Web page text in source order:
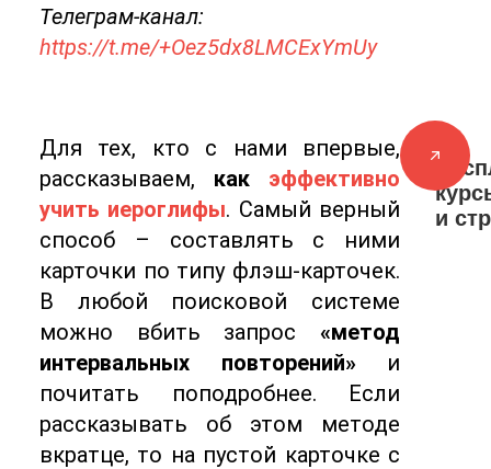
Телеграм-канал:
https://t.me/+Oez5dx8LMCExYmUy
Для тех, кто с нами впервые,
рассказываем, как эффективно
учить иероглифы. Самый верный
способ – составлять с ними
карточки по типу флэш-карточек.
В любой поисковой системе
можно вбить запрос «метод
интервальных повторений» и
почитать поподробнее. Если
рассказывать об этом методе
вкратце, то на пустой карточке с
и